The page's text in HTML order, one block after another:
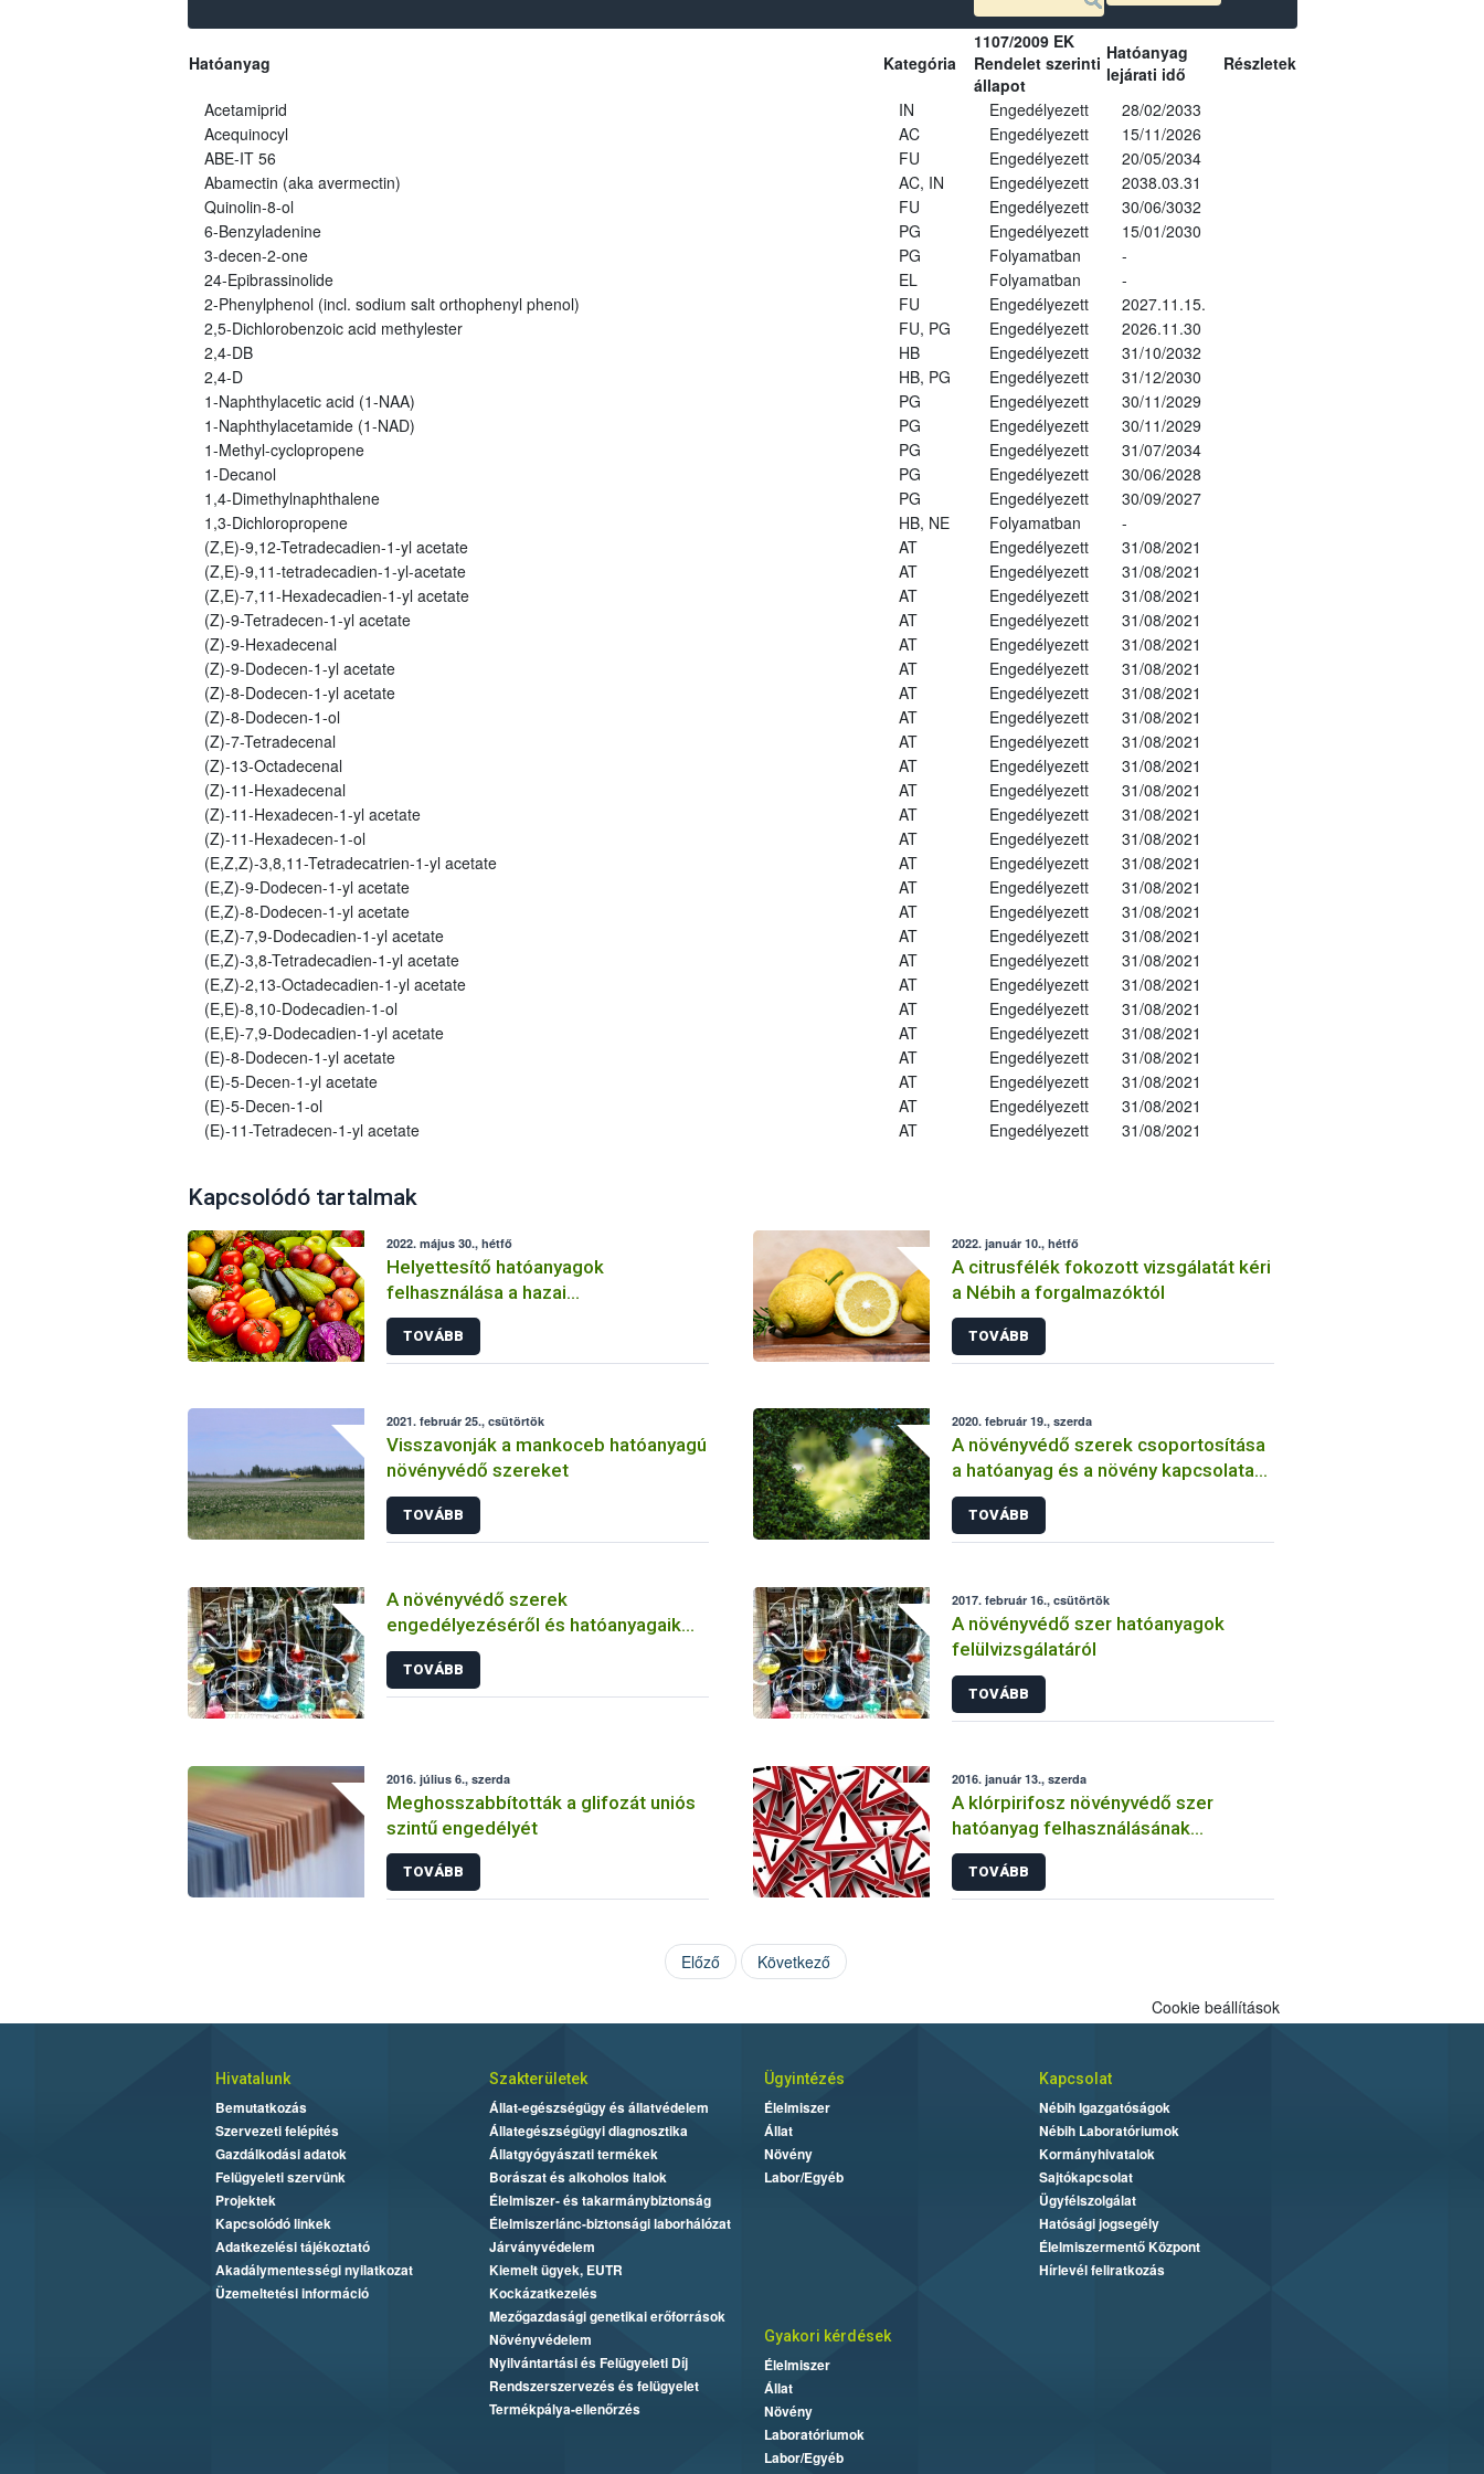
Hatóanyag Kategória
1107/2009 EK
Rendelet szerinti
állapot
Hatóanyag
lejárati idő
Részletek
Acetamiprid IN Engedélyezett
28/02/2033
Acequinocyl
AC Engedélyezett
15/11/2026
ABE-IT 56
FU Engedélyezett
20/05/2034
Abamectin (aka avermectin)
AC, IN Engedélyezett
2038.03.31
Quinolin-8-ol
FU Engedélyezett
30/06/3032
6-Benzyladenine
PG Engedélyezett
15/01/2030
3-decen-2-one
PG Folyamatban
-
24-Epibrassinolide
EL Folyamatban
-
2-Phenylphenol (incl. sodium salt orthophenyl phenol)
FU Engedélyezett
2027.11.15.
2,5-Dichlorobenzoic acid methylester
FU, PG Engedélyezett
2026.11.30
2,4-DB
HB Engedélyezett
31/10/2032
2,4-D
HB, PG Engedélyezett
31/12/2030
1-Naphthylacetic acid (1-NAA)
PG Engedélyezett
30/11/2029
1-Naphthylacetamide (1-NAD)
PG Engedélyezett
30/11/2029
1-Methyl-cyclopropene
PG Engedélyezett
31/07/2034
1-Decanol
PG Engedélyezett
30/06/2028
1,4-Dimethylnaphthalene
PG Engedélyezett
30/09/2027
1,3-Dichloropropene
HB, NE Folyamatban
-
(Z,E)-9,12-Tetradecadien-1-yl acetate
AT Engedélyezett
31/08/2021
(Z,E)-9,11-tetradecadien-1-yl-acetate
AT Engedélyezett
31/08/2021
(Z,E)-7,11-Hexadecadien-1-yl acetate
AT Engedélyezett
31/08/2021
(Z)-9-Tetradecen-1-yl acetate
AT Engedélyezett
31/08/2021
(Z)-9-Hexadecenal
AT Engedélyezett
31/08/2021
(Z)-9-Dodecen-1-yl acetate
AT Engedélyezett
31/08/2021
(Z)-8-Dodecen-1-yl acetate
AT Engedélyezett
31/08/2021
(Z)-8-Dodecen-1-ol
AT Engedélyezett
31/08/2021
(Z)-7-Tetradecenal
AT Engedélyezett
31/08/2021
(Z)-13-Octadecenal
AT Engedélyezett
31/08/2021
(Z)-11-Hexadecenal
AT Engedélyezett
31/08/2021
(Z)-11-Hexadecen-1-yl acetate
AT Engedélyezett
31/08/2021
(Z)-11-Hexadecen-1-ol
AT Engedélyezett
31/08/2021
(E,Z,Z)-3,8,11-Tetradecatrien-1-yl acetate
AT Engedélyezett
31/08/2021
(E,Z)-9-Dodecen-1-yl acetate
AT Engedélyezett
31/08/2021
(E,Z)-8-Dodecen-1-yl acetate
AT Engedélyezett
31/08/2021
(E,Z)-7,9-Dodecadien-1-yl acetate
AT Engedélyezett
31/08/2021
(E,Z)-3,8-Tetradecadien-1-yl acetate
AT Engedélyezett
31/08/2021
(E,Z)-2,13-Octadecadien-1-yl acetate
AT Engedélyezett
31/08/2021
(E,E)-8,10-Dodecadien-1-ol
AT Engedélyezett
31/08/2021
(E,E)-7,9-Dodecadien-1-yl acetate
AT Engedélyezett
31/08/2021
(E)-8-Dodecen-1-yl acetate
AT Engedélyezett
31/08/2021
(E)-5-Decen-1-yl acetate
AT Engedélyezett
31/08/2021
(E)-5-Decen-1-ol
AT Engedélyezett
31/08/2021
(E)-11-Tetradecen-1-yl acetate
AT Engedélyezett 31/08/2021
Kapcsolódó tartalmak
2022. május 30., hétfő
Helyettesítő hatóanyagok
felhasználása a hazai
növényvédelemben
TOVÁBB
2022. január 10., hétfő
A citrusfélék fokozott vizsgálatát kéri
a Nébih a forgalmazóktól
TOVÁBB
2021. február 25., csütörtök
Visszavonják a mankoceb hatóanyagú
növényvédő szereket
TOVÁBB
2020. február 19., szerda
A növényvédő szerek csoportosítása
a hatóanyag és a növény kapcsolata
szerint
TOVÁBB
A növényvédő szerek
engedélyezéséről és hatóanyagaik
vizsgálatáról
TOVÁBB
2017. február 16., csütörtök
A növényvédő szer hatóanyagok
felülvizsgálatáról
TOVÁBB
2016. július 6., szerda
Meghosszabbították a glifozát uniós
szintű engedélyét
TOVÁBB
2016. január 13., szerda
A klórpirifosz növényvédő szer
hatóanyag felhasználásának
korlátozása
TOVÁBB
Előző Következő
Cookie beállítások
Hivatalunk
Bemutatkozás
Szervezeti felépítés
Gazdálkodási adatok
Felügyeleti szervünk
Projektek
Kapcsolódó linkek
Adatkezelési tájékoztató
Akadálymentességi nyilatkozat
Üzemeltetési információ
Szakterületek
Állat-egészségügy és állatvédelem
Állategészségügyi diagnosztika
Állatgyógyászati termékek
Borászat és alkoholos italok
Élelmiszer- és takarmánybiztonság
Élelmiszerlánc-biztonsági laborhálózat
Járványvédelem
Kiemelt ügyek, EUTR
Kockázatkezelés
Mezőgazdasági genetikai erőforrások
Növényvédelem
Nyilvántartási és Felügyeleti Díj
Rendszerszervezés és felügyelet
Termékpálya-ellenőrzés
Ügyintézés
Élelmiszer
Állat
Növény
Labor/Egyéb
Kapcsolat
Nébih Igazgatóságok
Nébih Laboratóriumok
Kormányhivatalok
Sajtókapcsolat
Ügyfélszolgálat
Hatósági jogsegély
Élelmiszermentő Központ
Hírlevél feliratkozás
Gyakori kérdések
Élelmiszer
Állat
Növény
Laboratóriumok
Labor/Egyéb